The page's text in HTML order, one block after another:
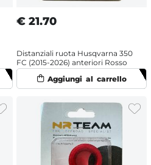
€ 21.70
Distanziali ruota Husqvarna 350
FC (2015-2026) anteriori Rosso